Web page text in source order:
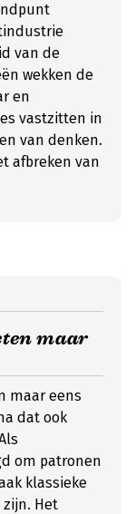
van de
wekken de
en
vastzitten in
van denken.
afbreken van
maar
maar eens
dat ook
om patronen
klassieke
Het